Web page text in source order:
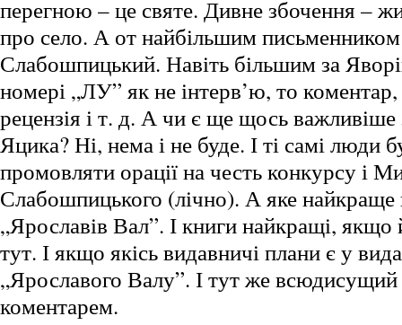
перегною – це святе. Дивне збочення –
про село. А от найбільшим
Слабошпицький. Навіть більшим за
номері „ЛУ” як не інтерв’ю, то
рецензія і т. д. А чи є ще щось важливіше
Яцика? Ні, нема і не буде. І ті самі люди
промовляти орації на честь конкурсу і
Слабошпицького (лічно). А яке найкраще
„Ярославів Вал”. І книги найкращі,
тут. І якщо якісь видавничі плани є у
„Ярославого Валу”. І тут же
коментарем.